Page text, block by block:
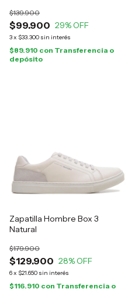
$99.900
$139.900
29% OFF
3x $33.300 sin interés
$89.910 con Transferencia o
depósito
Zapatilla Hombre Box 3
Natural
$129.900
$179.900
28% OFF
6x $21.650 sin interés
$116.910 con Transferencia o